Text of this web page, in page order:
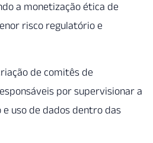
a monetização ética de
risco regulatório e
de comitês de
por supervisionar a
uso de dados dentro das